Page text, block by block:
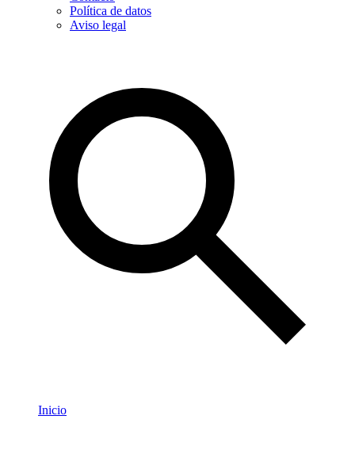
Política de datos
Aviso legal
Inicio